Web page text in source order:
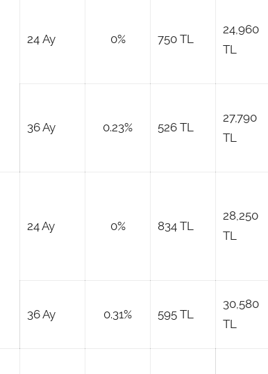
24 Ay 0% 750 TL
24,960
TL
36 Ay 0.23% 526 TL
27,790
TL
24 Ay 0% 834 TL
28,250
TL
36 Ay 0.31% 595 TL
30,580
TL